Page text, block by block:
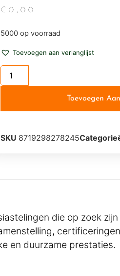
€0,00
5000 op voorraad
Toevoegen aan verlanglijst
Toevoegen
SKU 8719298278245
die op zoek
en duurzame prestaties.